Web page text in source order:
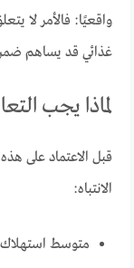
واقعيًا: فالأمر لا
غذائي قد يساهم
لماذا يجب
قبل الاعتماد على
الانتباه:
متوسط استهلاك